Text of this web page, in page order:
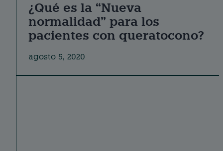
¿Qué es la “Nueva
normalidad” para los
pacientes con queratocono?
agosto 5, 2020